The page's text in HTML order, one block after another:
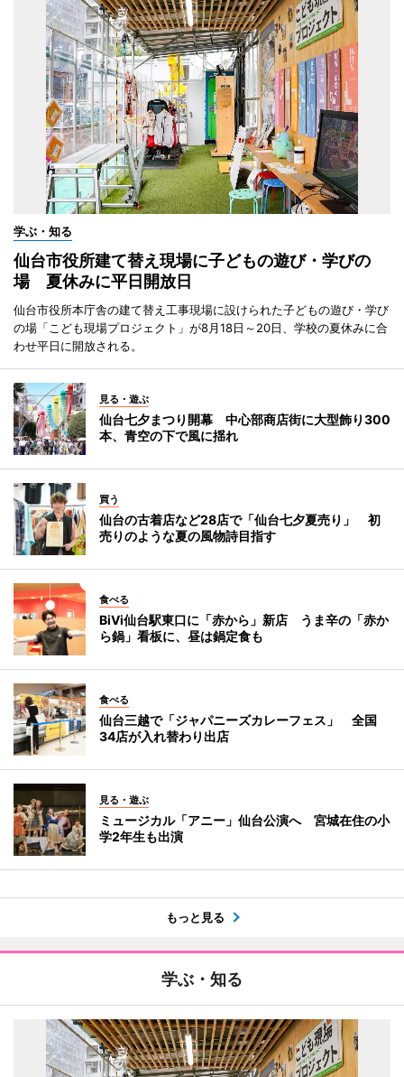
学ぶ・知る
仙台市役所建て替え現場に子どもの遊び・学びの
場 夏休みに平日開放日
仙台市役所本庁舎の建て替え工事現場に設けられた子どもの遊び・学び
の場「こども現場プロジェクト」が8月18日～20日、学校の夏休みに合
わせ平日に開放される。
見る・遊ぶ
仙台七夕まつり開幕 中心部商店街に大型飾り300
本、青空の下で風に揺れ
買う
仙台の古着店など28店で「仙台七夕夏売り」 初
売りのような夏の風物詩目指す
食べる
BiVi仙台駅東口に「赤から」新店 うま辛の「赤か
ら鍋」看板に、昼は鍋定食も
食べる
仙台三越で「ジャパニーズカレーフェス」 全国
34店が入れ替わり出店
見る・遊ぶ
ミュージカル「アニー」仙台公演へ 宮城在住の小
学2年生も出演
もっと見る
学ぶ・知る